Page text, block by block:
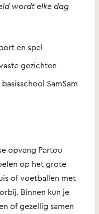
wordt elke dag
en spel
gezichten
SamSam
opvang Partou
op het grote
of voetballen met
Binnen kun je
of gezellig samen